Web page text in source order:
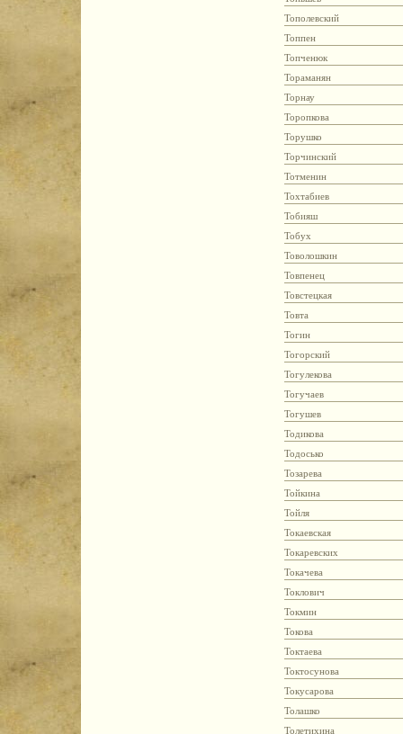
Тополевский
Топпен
Топченюк
Тораманян
Торнау
Торопкова
Торушко
Торчинский
Тотменин
Тохтабиев
Тобияш
Тобух
Товолошкин
Товпенец
Товстецкая
Товта
Тогин
Тогорский
Тогулекова
Тогучаев
Тогушев
Тодикова
Тодосько
Тозарева
Тойкина
Тойля
Токаевская
Токаревских
Токачева
Токлович
Токмин
Токова
Токтаева
Токтосунова
Токусарова
Толашко
Толетихина